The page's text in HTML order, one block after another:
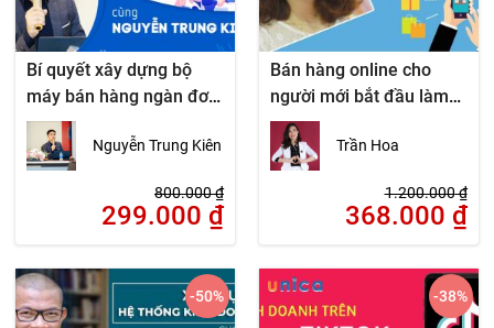
Bí quyết xây dựng bộ
máy bán hàng ngàn đơn
trên sàn Shopee từ A
đến Z
Nguyễn Trung Kiên
800.000₫
299.000 ₫
Bán hàng online cho
người mới bắt đầu làm
hiệu quả ngay
Trần Hoa
1.200.000₫
368.000 ₫
-50% -38%